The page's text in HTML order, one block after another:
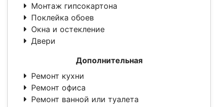
Монтаж гипсокартона
Поклейка обоев
Окна и остекление
Двери
Дополнительная
Ремонт кухни
Ремонт офиса
Ремонт ванной или туалета